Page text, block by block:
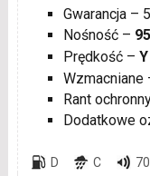
Gwarancja –
Nośność – 95
Prędkość – Y
Wzmacniane
Rant
Dodatkowe
D C